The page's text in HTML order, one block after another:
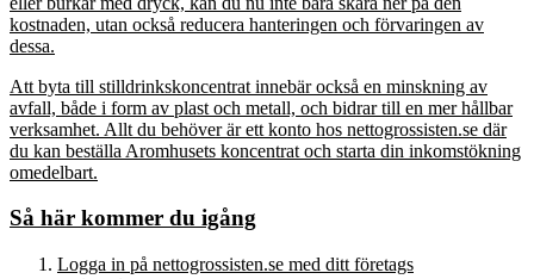
kostnaden, utan också reducera hanteringen och förvaringen av
dessa.
Att byta till stilldrinkskoncentrat innebär också en minskning av
avfall, både i form av plast och metall, och bidrar till en mer hållbar
verksamhet. Allt du behöver är ett konto hos nettogrossisten.se där
du kan beställa Aromhusets koncentrat och starta din inkomstökning
omedelbart.
Så här kommer du igång
Logga in på nettogrossisten.se med ditt företags